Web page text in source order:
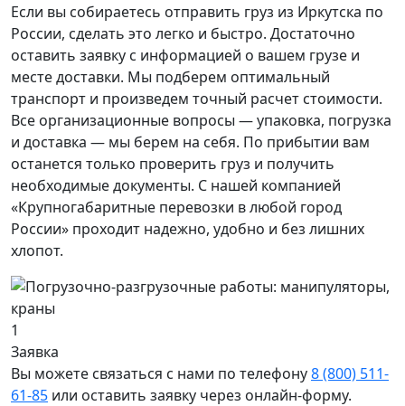
Если вы собираетесь отправить груз из Иркутска по
России, сделать это легко и быстро. Достаточно
оставить заявку с информацией о вашем грузе и
месте доставки. Мы подберем оптимальный
транспорт и произведем точный расчет стоимости.
Все организационные вопросы — упаковка, погрузка
и доставка — мы берем на себя. По прибытии вам
останется только проверить груз и получить
необходимые документы. С нашей компанией
«Крупногабаритные перевозки в любой город
России» проходит надежно, удобно и без лишних
хлопот.
1
Заявка
Вы можете связаться с нами по телефону8 (800) 511-
61-85 или оставить заявку через онлайн-форму.